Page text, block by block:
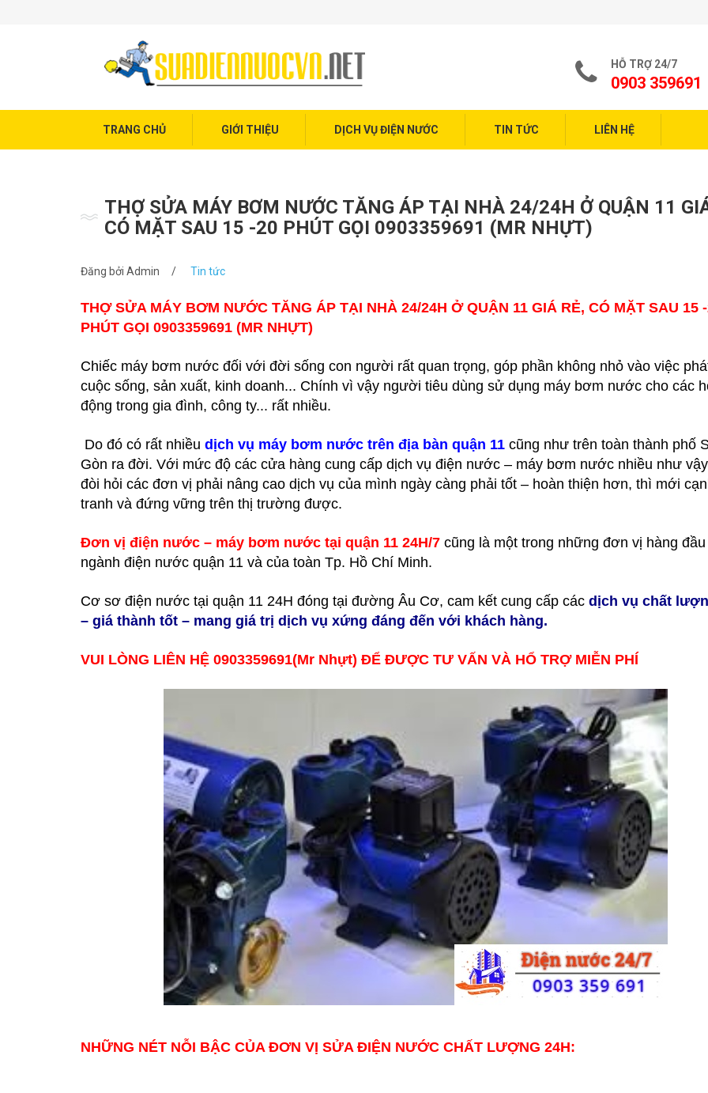
HỖ TRỢ 24/7
0903 359691
TRANG CHỦ GIỚI THIỆU DỊCH VỤ ĐIỆN NƯỚC TIN TỨC LIÊN HỆ
THỢ SỬA MÁY BƠM NƯỚC TĂNG ÁP TẠI NHÀ 24/24H Ở QUẬN 11
CÓ MẶT SAU 15 -20 PHÚT GỌI 0903359691 (MR NHỰT)
Đăng bởi Admin / Tin tức
THỢ SỬA MÁY BƠM NƯỚC TĂNG ÁP TẠI NHÀ 24/24H Ở QUẬN 11 GIÁ RẺ, CÓ MẶT SAU 15
PHÚT GỌI 0903359691 (MR NHỰT)
Chiếc máy bơm nước đối với đời sống con người rất quan trọng, góp phần không nhỏ vào việc
cuộc sống, sản xuất, kinh doanh... Chính vì vậy người tiêu dùng sử dụng máy bơm nước cho các
động trong gia đình, công ty... rất nhiều.
Do đó có rất nhiều dịch vụ máy bơm nước trên địa bàn quận 11 cũng như trên toàn thành phố
Gòn ra đời. Với mức độ các cửa hàng cung cấp dịch vụ điện nước – máy bơm nước nhiều như
đòi hỏi các đơn vị phải nâng cao dịch vụ của mình ngày càng phải tốt – hoàn thiện hơn, thì mới
tranh và đứng vững trên thị trường được.
Đơn vị điện nước – máy bơm nước tại quận 11 24H/7 cũng là một trong những đơn vị hàng đầu
ngành điện nước quận 11 và của toàn Tp. Hồ Chí Minh.
Cơ sơ điện nước tại quận 11 24H đóng tại đường Âu Cơ, cam kết cung cấp các dịch vụ chất
– giá thành tốt – mang giá trị dịch vụ xứng đáng đến với khách hàng.
VUI LÒNG LIÊN HỆ 0903359691(Mr Nhựt) ĐỂ ĐƯỢC TƯ VẤN VÀ HỔ TRỢ MIỄN PHÍ
NHỮNG NÉT NỖI BẬC CỦA ĐƠN VỊ SỬA ĐIỆN NƯỚC CHẤT LƯỢNG 24H: